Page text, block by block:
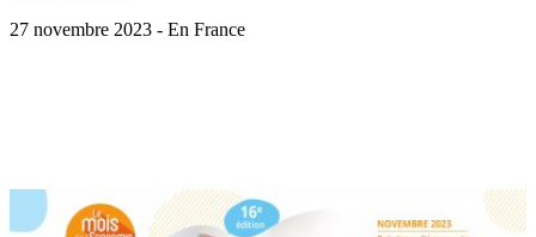
27 novembre 2023 - En France